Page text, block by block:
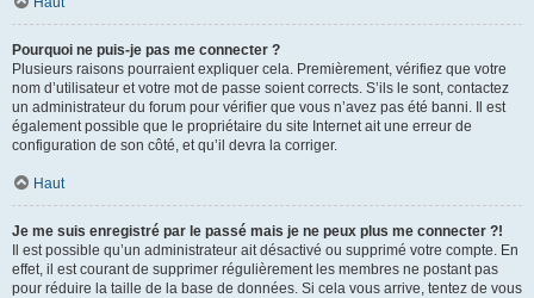
Pourquoi ne puis-je pas me connecter ?
Plusieurs raisons pourraient expliquer cela. Premièrement, vérifiez que votre
nom d’utilisateur et votre mot de passe soient corrects. S’ils le sont, contactez
un administrateur du forum pour vérifier que vous n’avez pas été banni. Il est
également possible que le propriétaire du site Internet ait une erreur de
configuration de son côté, et qu’il devra la corriger.
Haut
Je me suis enregistré par le passé mais je ne peux plus me connecter ?!
Il est possible qu’un administrateur ait désactivé ou supprimé votre compte. En
effet, il est courant de supprimer régulièrement les membres ne postant pas
pour réduire la taille de la base de données. Si cela vous arrive, tentez de vous